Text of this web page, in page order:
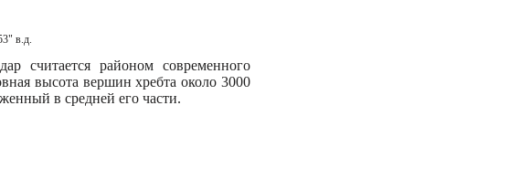
в.д.
считается районом современного
высота вершин хребта около 3000
в средней его части.